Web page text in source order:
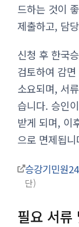
드하는 것이
제출하고, 담
신청 후 한국
검토하여 감
소요되며, 서
습니다. 승인
받게 되며, 이
으로 면제됩니
승강기민원
단
필요 서류